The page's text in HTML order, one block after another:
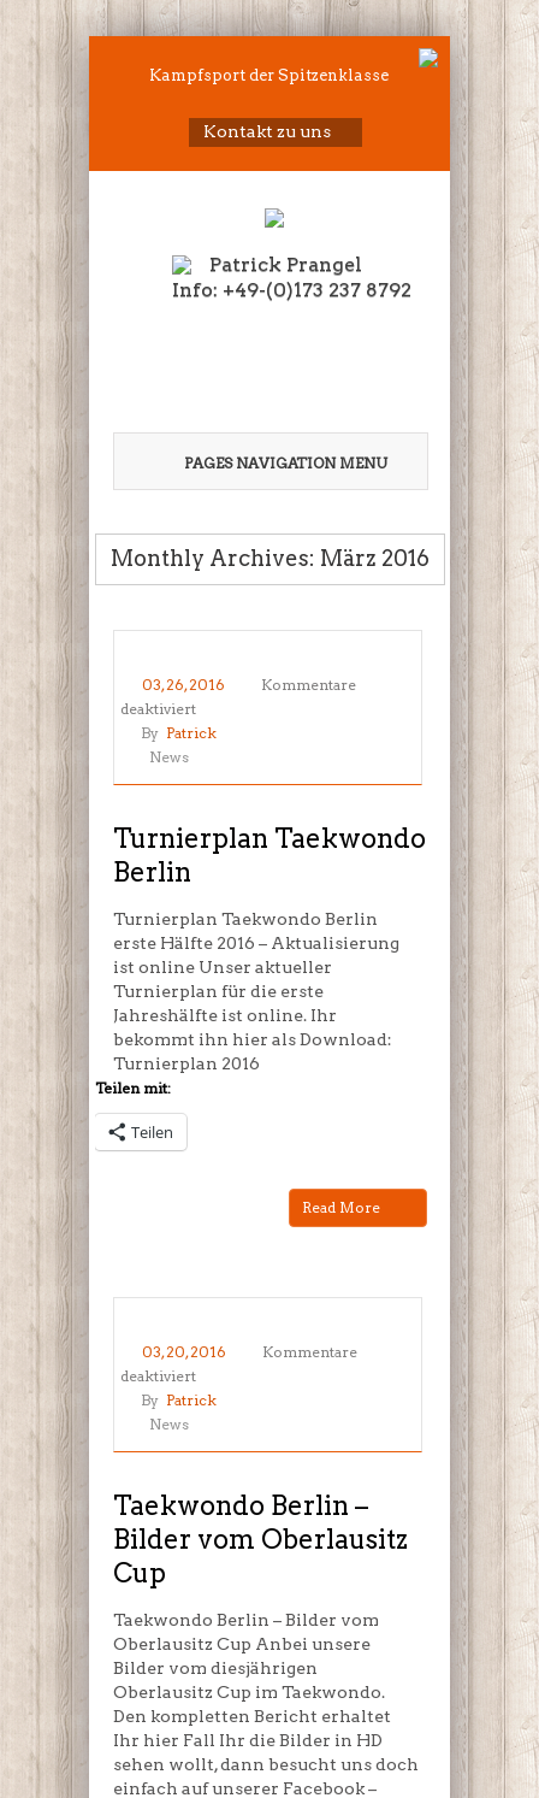
Kampfsport der Spitzenklasse
Kontakt zu uns
Patrick Prangel
Info: +49-(0)173 237 8792
PAGES NAVIGATION MENU
Monthly Archives: März 2016
03, 26, 2016
Kommentare
deaktiviertfür
Turnierplan
Berlin
By Patrick
News
Turnierplan Taekwondo
Berlin
Turnierplan Taekwondo Berlin
erste Hälfte 2016 – Aktualisierung
ist online Unser aktueller
Turnierplan für die erste
Jahreshälfte ist online. Ihr
bekommt ihn hier als Download:
Turnierplan 2016
Teilen mit:
Teilen
Read More
03, 20, 2016
Kommentare
deaktiviertfür
Taekwondo
–
Oberlausitz
Cup
By Patrick
News
Taekwondo Berlin –
Bilder vom Oberlausitz
Cup
Taekwondo Berlin – Bilder vom
Oberlausitz Cup Anbei unsere
Bilder vom diesjährigen
Oberlausitz Cup im Taekwondo.
Den kompletten Bericht erhaltet
Ihr hier Fall Ihr die Bilder in HD
sehen wollt, dann besucht uns doch
einfach auf unserer Facebook –